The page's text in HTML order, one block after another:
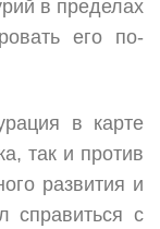
в пределах
его по-
в карте
так и против
развития и
справиться с